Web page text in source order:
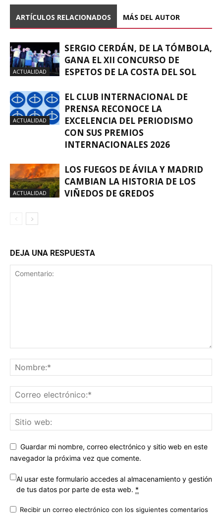
ARTÍCULOS RELACIONADOS MÁS DEL AUTOR
ACTUALIDAD
SERGIO CERDÁN, DE LA TÓMBOLA,
GANA EL XII CONCURSO DE
ESPETOS DE LA COSTA DEL SOL
ACTUALIDAD
EL CLUB INTERNACIONAL DE
PRENSA RECONOCE LA
EXCELENCIA DEL PERIODISMO
CON SUS PREMIOS
INTERNACIONALES 2026
ACTUALIDAD
LOS FUEGOS DE ÁVILA Y MADRID
CAMBIAN LA HISTORIA DE LOS
VIÑEDOS DE GREDOS
DEJA UNA RESPUESTA
Guardar mi nombre, correo electrónico y sitio web en este
navegador la próxima vez que comente.
Al usar este formulario accedes al almacenamiento y gestión
de tus datos por parte de esta web. *
Recibir un correo electrónico con los siguientes comentarios